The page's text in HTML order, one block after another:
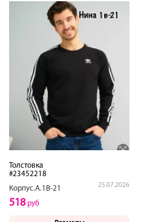
Толстовка
#23452218
Корпус.А.1В-21
25.07.2026
518руб